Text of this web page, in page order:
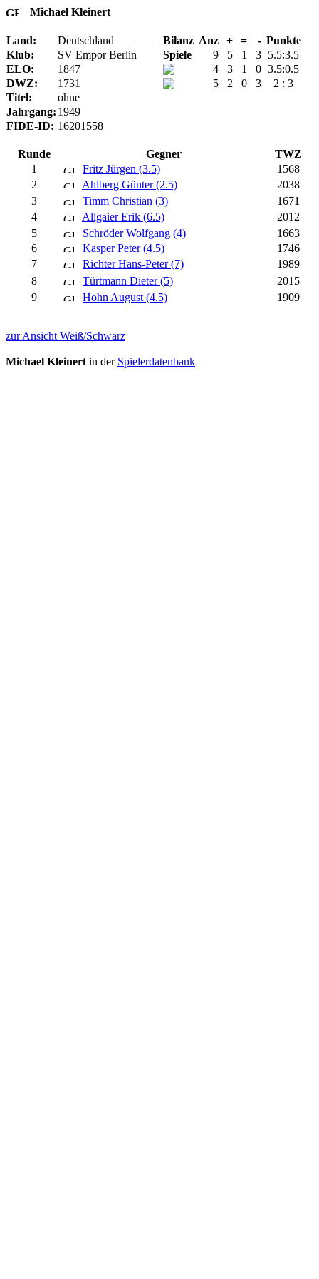
Michael Kleinert
Land: Deutschland Bilanz Anz + = - Punkte
Klub:
SV Empor Berlin Spiele 9 5 1 3 5.5:3.5
ELO:
1847 4 3 1 0 3.5:0.5
DWZ:
1731 5 2 0 3
2 : 3
Titel:
ohne
Jahrgang: 1949
FIDE-ID: 16201558
Runde Gegner
TWZ
1
Fritz Jürgen (3.5)
1568
2
Ahlberg Günter (2.5)
2038
3
Timm Christian (3)
1671
4
Allgaier Erik (6.5)
2012
5
Schröder Wolfgang (4)
1663
6
Kasper Peter (4.5)
1746
7
Richter Hans-Peter (7)
1989
8
Türtmann Dieter (5)
2015
9
Hohn August (4.5) 1909
zur Ansicht Weiß/Schwarz
Michael Kleinert in der Spielerdatenbank